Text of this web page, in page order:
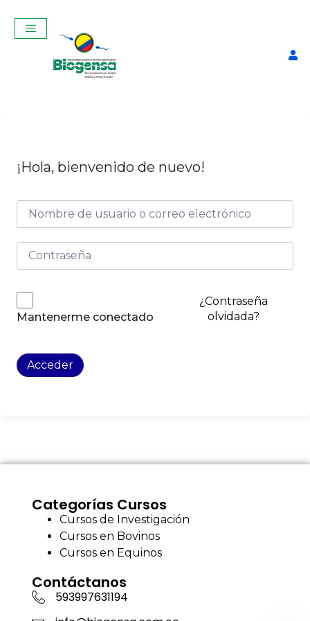
¡Hola, bienvenido de nuevo!
Mantenerme conectado
¿Contraseña
olvidada?
Acceder
Categorías Cursos
Cursos de Investigación
Cursos en Bovinos
Cursos en Equinos
Contáctanos
593997631194
Pinza Coge Pajuelas